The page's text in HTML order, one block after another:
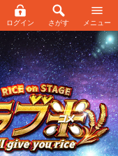
ログイン さがす メニュー